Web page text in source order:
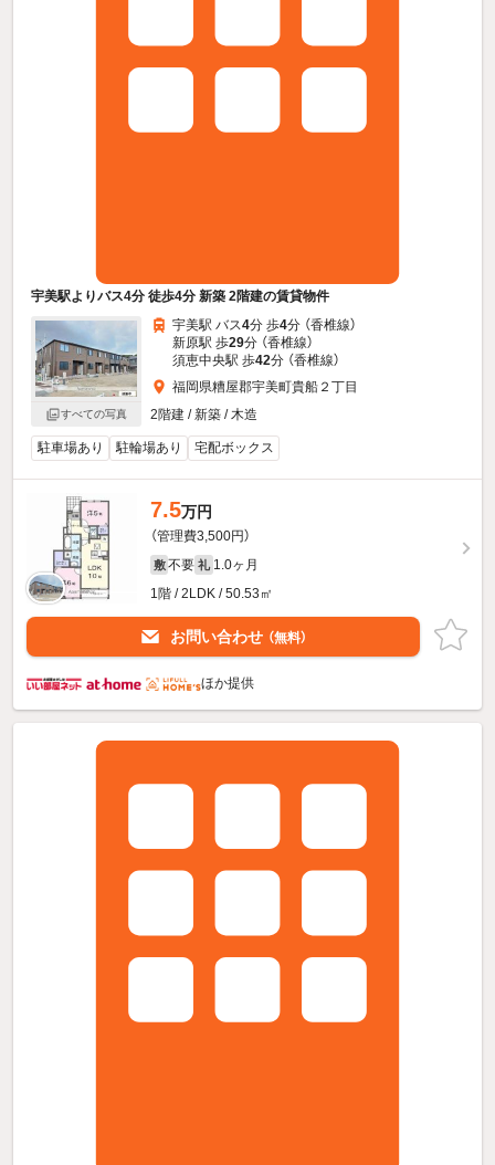
宇美駅よりバス4分 徒歩4分 新築 2階建の賃貸物件
すべての写真
宇美駅 バス4分 歩4分 （香椎線）
新原駅 歩29分 （香椎線）
須恵中央駅 歩42分 （香椎線）
福岡県糟屋郡宇美町貴船２丁目
2階建 / 新築 / 木造
駐車場あり 駐輪場あり 宅配ボックス
7.5万円
（管理費3,500円）
敷 不要 礼 1.0ヶ月
1階 / 2LDK / 50.53㎡
お問い合わせ （無料）
ほか提供